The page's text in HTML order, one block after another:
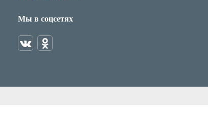
Мы в соцсетях